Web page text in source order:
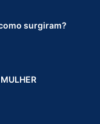
surgiram?